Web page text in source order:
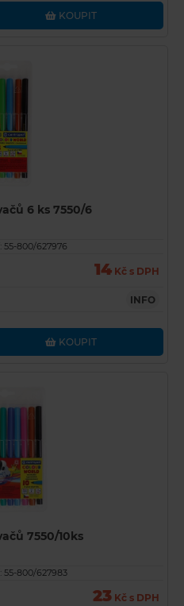
KOUPIT
6 ks 7550/6
800/627976
14 Kč s DPH
INFO
KOUPIT
7550/10ks
800/627983
23 Kč s DPH